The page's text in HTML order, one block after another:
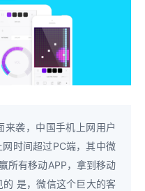
来袭，中国手机上网用户
时间超过PC端，其中微
所有移动APP，拿到移动
是，微信这个巨大的客